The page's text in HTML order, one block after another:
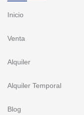
Inicio
Venta
Alquiler
Alquiler Temporal
Blog